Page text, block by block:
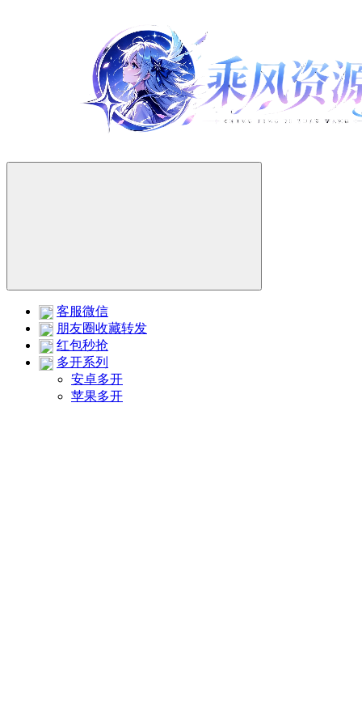
客服微信
朋友圈收藏转发
红包秒抢
多开系列
安卓多开
苹果多开